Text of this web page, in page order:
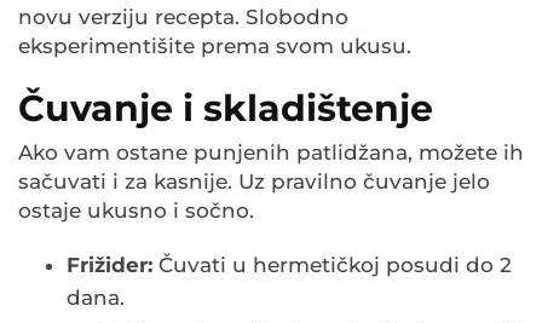
novu verziju recepta. Slobodno
eksperimentišite prema svom ukusu.
Čuvanje i skladištenje
Ako vam ostane punjenih patlidžana, možete ih
sačuvati i za kasnije. Uz pravilno čuvanje jelo
ostaje ukusno i sočno.
Frižider: Čuvati u hermetičkoj posudi do 2
dana.